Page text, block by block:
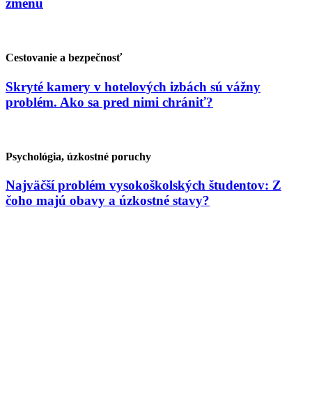
zmenu
Cestovanie a bezpečnosť
Skryté kamery v hotelových izbách sú vážny
problém. Ako sa pred nimi chrániť?
Psychológia, úzkostné poruchy
Najväčší problém vysokoškolských študentov: Z
čoho majú obavy a úzkostné stavy?